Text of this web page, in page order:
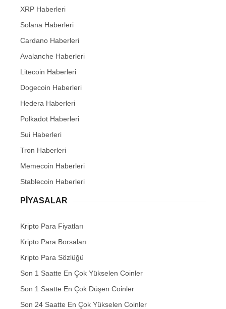
XRP Haberleri
Solana Haberleri
Cardano Haberleri
Avalanche Haberleri
Litecoin Haberleri
Dogecoin Haberleri
Hedera Haberleri
Polkadot Haberleri
Sui Haberleri
Tron Haberleri
Memecoin Haberleri
Stablecoin Haberleri
PIYASALAR
Kripto Para Fiyatları
Kripto Para Borsaları
Kripto Para Sözlüğü
Son 1 Saatte En Çok Yükselen Coinler
Son 1 Saatte En Çok Düşen Coinler
Son 24 Saatte En Çok Yükselen Coinler